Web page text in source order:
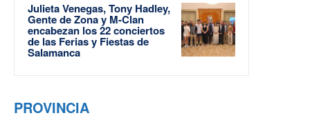
Julieta Venegas, Tony Hadley,
Gente de Zona y M-Clan
encabezan los 22 conciertos
de las Ferias y Fiestas de
Salamanca
PROVINCIA